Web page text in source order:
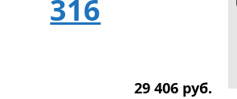
316
29 406 руб.